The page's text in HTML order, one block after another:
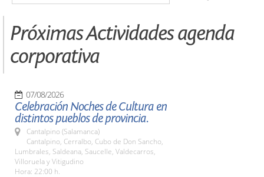
Próximas Actividades agenda
corporativa
07/08/2026
Celebración Noches de Cultura en
distintos pueblos de provincia.
Cantalpino (Salamanca)
Cantalpino, Cerralbo, Cubo de Don Sancho,
Lumbrales, Saldeana, Saucelle, Valdecarros,
Villoruela y Vitigudino
Hora: 22:00 h.